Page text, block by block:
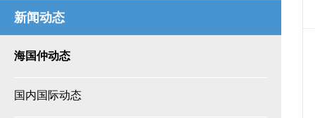
新闻动态
海国仲动态
国内国际动态